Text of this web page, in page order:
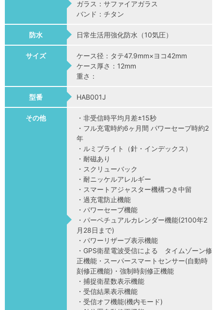
ガラス：サファイアガラス
バンド：チタン
防水 日常生活用強化防水（10気圧）
サイズ
ケース径：タテ47.9mm×ヨコ42mm
ケース厚さ：12mm
重さ：
型番 HAB001J
その他
・非受信時平均月差±15秒
・フル充電時約6ヶ月間 パワーセーブ時約2
年
・ルミブライト（針・インデックス）
・耐磁あり
・スクリューバック
・耐ニッケルアレルギー
・スマートアジャスター機構つき中留
・過充電防止機能
・パワーセーブ機能
・パーペチュアルカレンダー機能(2100年2
月28日まで)
・パワーリザーブ表示機能
・GPS衛星電波受信による タイムゾーン修
正機能・スーパースマートセンサー(自動時
刻修正機能)・強制時刻修正機能
・捕捉衛星数表示機能
・受信結果表示機能
・受信オフ機能(機内モード)